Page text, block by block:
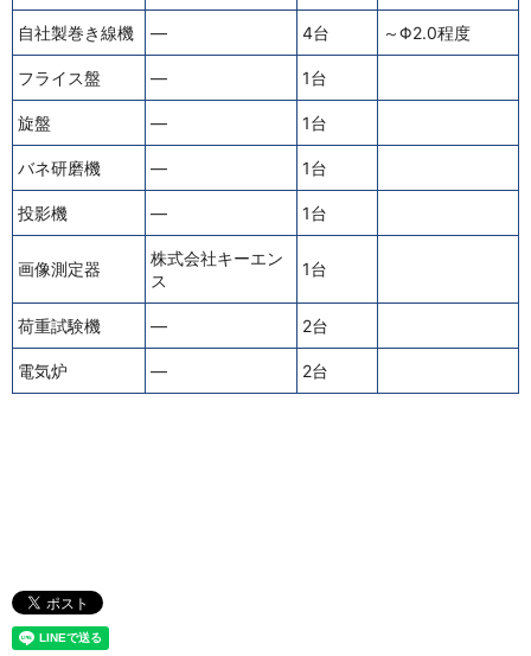
自社製巻き線機 — 4台 ～Φ2.0程度
フライス盤 — 1台
旋盤 — 1台
バネ研磨機 — 1台
投影機 — 1台
画像測定器
株式会社キーエン
ス
1台
荷重試験機 — 2台
電気炉 — 2台